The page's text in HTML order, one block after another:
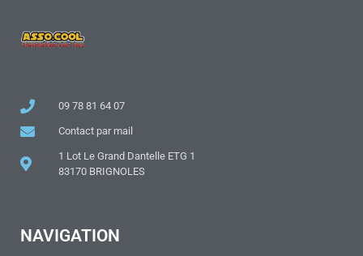
09 78 81 64 07
Contact par mail
1 Lot Le Grand Dantelle ETG 1
83170 BRIGNOLES
NAVIGATION